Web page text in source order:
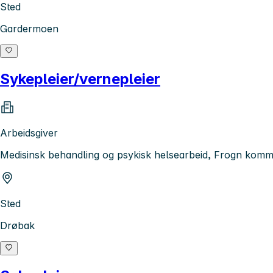
Sted
Gardermoen
Sykepleier/vernepleier
Arbeidsgiver
Medisinsk behandling og psykisk helsearbeid, Frogn
Sted
Drøbak